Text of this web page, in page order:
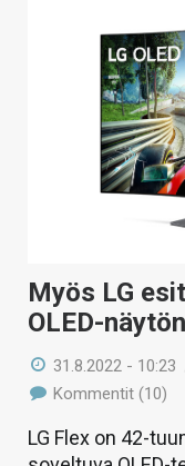
Myös LG
OLED-näytön
31.8.2022 - 10:23
Kommentit (10)
LG Flex on 42-